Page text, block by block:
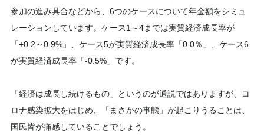
参加の進み具合などから、6つのケースについて年金額をシミュ
レーションしています。ケース1～4までは実質経済成長率が
「+0.2～0.9%」、ケース5が実質経済成長率「0.0％」、ケース6
が実質経済成長率「-0.5%」です。
「経済は成長し続けるもの」というのが通説ではありますが、コ
ロナ感染拡大をはじめ、「まさかの事態」が起こりうることは、
国民皆が痛感していることでしょう。